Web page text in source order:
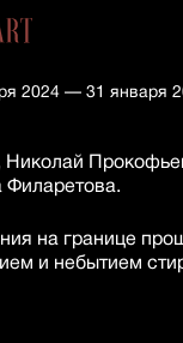
2024 — 31 января
Филаретова.
на границе
и небытием